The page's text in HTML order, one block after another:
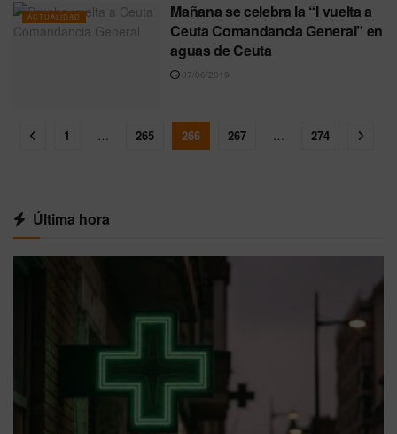
ACTUALIDAD
Mañana se celebra la “I vuelta a
Ceuta Comandancia General” en
aguas de Ceuta
07/06/2019
1 … 265 266 267 … 274
Última hora